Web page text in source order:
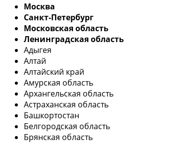
Москва
Санкт-Петербург
Московская область
Ленинградская область
Адыгея
Алтай
Алтайский край
Амурская область
Архангельская область
Астраханская область
Башкортостан
Белгородская область
Брянская область